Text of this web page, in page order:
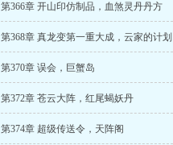
第366章 开山印仿制品，血煞灵丹丹方
第368章 真龙变第一重大成，云家的计划
第370章 误会，巨蟹岛
第372章 苍云大阵，红尾蝎妖丹
第374章 超级传送令，天阵阁